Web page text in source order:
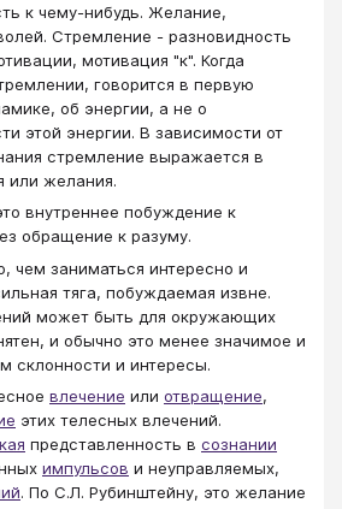
к чему-нибудь. Желание,
Стремление - разновидность
мотивация "к". Когда
говорится в первую
об энергии, а не о
этой энергии. В зависимости от
стремление выражается в
или желания.
внутреннее побуждение к
обращение к разуму.
чем заниматься интересно и
тяга, побуждаемая извне.
может быть для окружающих
и обычно это менее значимое и
склонности и интересы.
влечение или отвращение,
этих телесных влечений.
представленность в сознании
импульсов и неуправляемых,
. По С.Л. Рубинштейну, это желание